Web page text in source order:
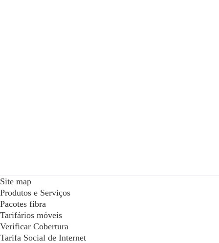
Site map
Produtos e Serviços
Pacotes fibra
Tarifários móveis
Verificar Cobertura
Tarifa Social de Internet